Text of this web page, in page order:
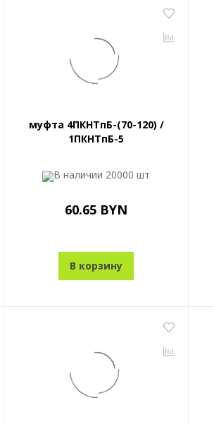
муфта 4ПКНТпБ-(70-120) /
1ПКНТпБ-5
В наличии 20000 шт
60.65 BYN
В корзину